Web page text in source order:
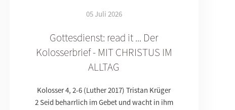
05 Juli 2026
Gottesdienst: read it ... Der
Kolosserbrief - MIT CHRISTUS IM
ALLTAG
Kolosser 4, 2-6 (Luther 2017) Tristan Krüger
2 Seid beharrlich im Gebet und wacht in ihm